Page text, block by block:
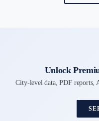
Unlock
City-level data, PDF reports,